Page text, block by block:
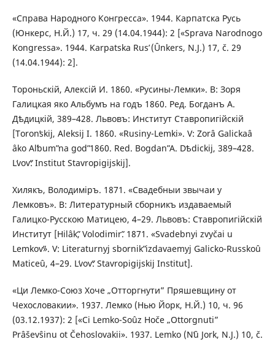
«Справа Народного Конгресса». 1944. Карпатска Русь
(Юнкерс, Н.Й.) 17, ч. 29 (14.04.1944): 2 [«Sprava Narodnogo
Kongressa». 1944. Karpatska Rusʹ (Ûnkers, N.J.) 17, č. 29
(14.04.1944): 2].
Тороньскій, Алексій И. 1860. «Русины-Лемки». В: Зоря
Галицкая яко Альбумъ на годъ 1860. Ред. Богданъ А.
Дѣдицкій, 389–428. Львовъ: Институт Ставропигійскій
[Toronʹskіj, Aleksіj I. 1860. «Rusiny-Lemki». V: Zorâ Galickaâ
âko Alʹbumʺ na godʺ 1860. Red. Bogdanʺ A. Dѣdickіj, 389–428.
Lʹvovʺ: Institut Stavropigіjskіj].
Хилякъ, Володиміръ. 1871. «Свадебныи звычаи у
Лемковъ». В: Литературный сборникъ издаваемый
Галицко-Русскою Матицею, 4–29. Львовъ: Ставропигійскій
Институт [Hilâkʺ, Volodimіrʺ. 1871. «Svadebnyi zvyčai u
Lemkovʺ». V: Literaturnyj sbornikʺ izdavaemyj Galicko-Russkoû
Maticeû, 4–29. Lʹvovʺ: Stavropigіjskіj Institut].
«Ци Лемко-Союз Хоче „Отторгнути” Пряшевщину от
Чехословакии». 1937. Лемко (Нью Йорк, Н.Й.) 10, ч. 96
(03.12.1937): 2 [«Ci Lemko-Soûz Hoče „Ottorgnuti”
Prâševŝinu ot Čehoslovakii». 1937. Lemko (Nʹû Jork, N.J.) 10, č.